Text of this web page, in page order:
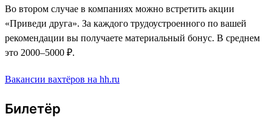
Во втором случае в компаниях можно встретить акции
«Приведи друга». За каждого трудоустроенного по вашей
рекомендации вы получаете материальный бонус. В среднем
это 2000–5000 ₽.
Вакансии вахтёров на hh.ru
Билетёр